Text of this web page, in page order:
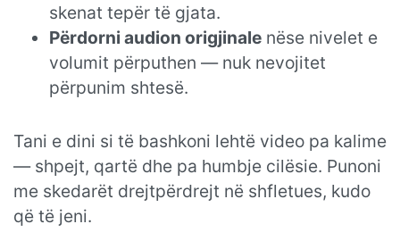
skenat tepër të gjata.
Përdorni audion origjinale nëse nivelet e
volumit përputhen — nuk nevojitet
përpunim shtesë.
Tani e dini si të bashkoni lehtë video pa kalime
— shpejt, qartë dhe pa humbje cilësie. Punoni
me skedarët drejtpërdrejt në shfletues, kudo
që të jeni.